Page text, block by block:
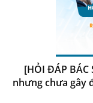
[HỎI ĐÁP
nhưng chưa gây